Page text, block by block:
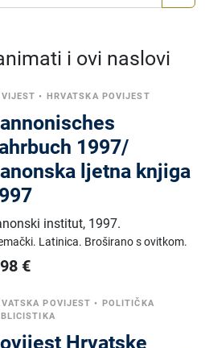
i ovi naslovi
• HRVATSKA POVIJEST
1997/
ljetna knjiga
institut, 1997.
Latinica. Broširano s ovitkom.
€
POVIJEST • POLITIČKA
Hrvatske